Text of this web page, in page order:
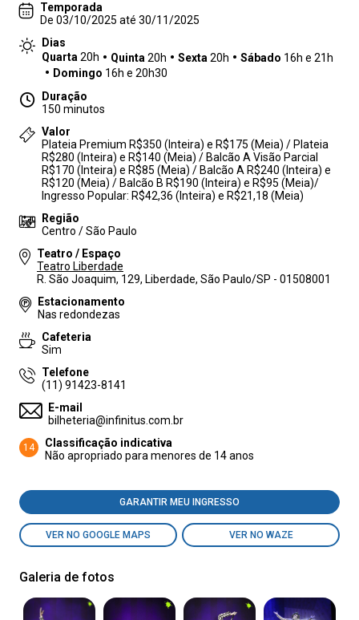
Temporada
De 03/10/2025 até 30/11/2025
Dias
Quarta 20h Quinta 20h Sexta 20h Sábado 16h e 21h
Domingo 16h e 20h30
Duração
150 minutos
Valor
Plateia Premium R$350 (Inteira) e R$175 (Meia) / Plateia
R$280 (Inteira) e R$140 (Meia) / Balcão A Visão Parcial
R$170 (Inteira) e R$85 (Meia) / Balcão A R$240 (Inteira) e
R$120 (Meia) / Balcão B R$190 (Inteira) e R$95 (Meia)/
Ingresso Popular: R$42,36 (Inteira) e R$21,18 (Meia)
Região
Centro / São Paulo
Teatro / Espaço
Teatro Liberdade
R. São Joaquim, 129, Liberdade, São Paulo/SP - 01508001
Estacionamento
Nas redondezas
Cafeteria
Sim
Telefone
(11) 91423-8141
E-mail
bilheteria@infinitus.com.br
14
Classificação indicativa
Não apropriado para menores de 14 anos
GARANTIR MEU INGRESSO
VER NO GOOGLE MAPS VER NO WAZE
Galeria de fotos